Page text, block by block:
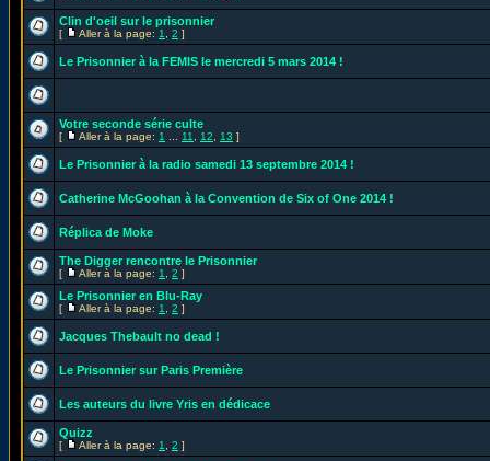
Clin d'oeil sur le prisonnier
[ Aller à la page: 1 2 ]
Le Prisonnier à la FEMIS le mercredi 5 mars 2014 !
Votre seconde série culte
[ Aller à la page: 1 11 12 13 ]
Le Prisonnier à la radio samedi 13 septembre 2014 !
Catherine McGoohan à la Convention de Six of One 2014 !
Réplica de Moke
The Digger rencontre le Prisonnier
[ Aller à la page: 1 2 ]
Le Prisonnier en Blu-Ray
[ Aller à la page: 1 2 ]
Jacques Thebault no dead !
Le Prisonnier sur Paris Première
Les auteurs du livre Yris en dédicace
Quizz
[ Aller à la page: 1 2 ]